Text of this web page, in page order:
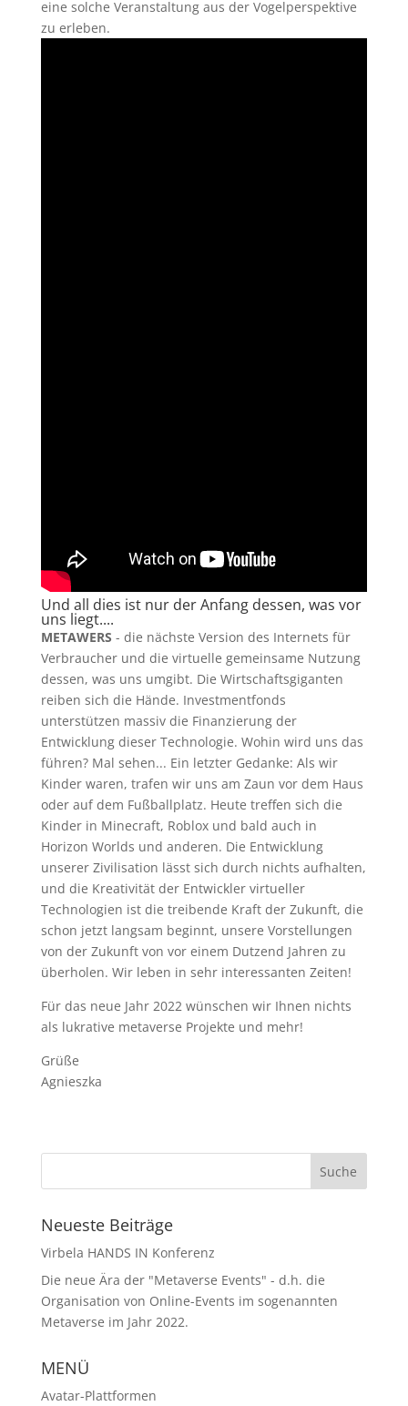
eine solche Veranstaltung aus der Vogelperspektive
zu erleben.
Und all dies ist nur der Anfang dessen, was vor
uns liegt....
METAWERS - die nächste Version des Internets für
Verbraucher und die virtuelle gemeinsame Nutzung
dessen, was uns umgibt. Die Wirtschaftsgiganten
reiben sich die Hände. Investmentfonds
unterstützen massiv die Finanzierung der
Entwicklung dieser Technologie. Wohin wird uns das
führen? Mal sehen... Ein letzter Gedanke: Als wir
Kinder waren, trafen wir uns am Zaun vor dem Haus
oder auf dem Fußballplatz. Heute treffen sich die
Kinder in Minecraft, Roblox und bald auch in
Horizon Worlds und anderen. Die Entwicklung
unserer Zivilisation lässt sich durch nichts aufhalten,
und die Kreativität der Entwickler virtueller
Technologien ist die treibende Kraft der Zukunft, die
schon jetzt langsam beginnt, unsere Vorstellungen
von der Zukunft von vor einem Dutzend Jahren zu
überholen. Wir leben in sehr interessanten Zeiten!
Für das neue Jahr 2022 wünschen wir Ihnen nichts
als lukrative metaverse Projekte und mehr!
Grüße
Agnieszka
Neueste Beiträge
Virbela HANDS IN Konferenz
Die neue Ära der "Metaverse Events" - d.h. die
Organisation von Online-Events im sogenannten
Metaverse im Jahr 2022.
MENÜ
Avatar-Plattformen